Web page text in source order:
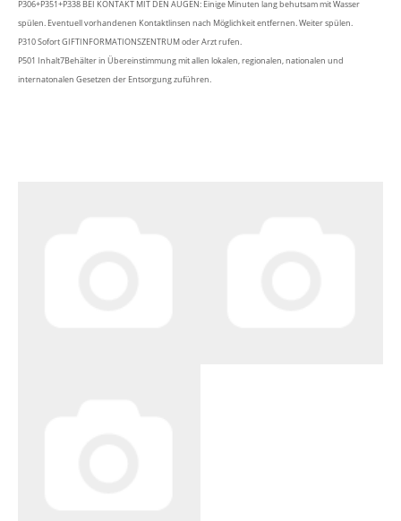
P306+P351+P338 BEI KONTAKT MIT DEN AUGEN: Einige Minuten lang behutsam mit Wasser
spülen. Eventuell vorhandenen Kontaktlinsen nach Möglichkeit entfernen. Weiter spülen.
P310 Sofort GIFTINFORMATIONSZENTRUM oder Arzt rufen.
P501 Inhalt7Behälter in Übereinstimmung mit allen lokalen, regionalen, nationalen und
internatonalen Gesetzen der Entsorgung zuführen.